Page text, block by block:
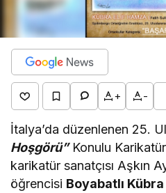
+ -
İtalya’da düzenlenen 25.
Hoşgörü”Konulu Karikatür
karikatür sanatçısı Aşkın
öğrencisi Boyabatlı